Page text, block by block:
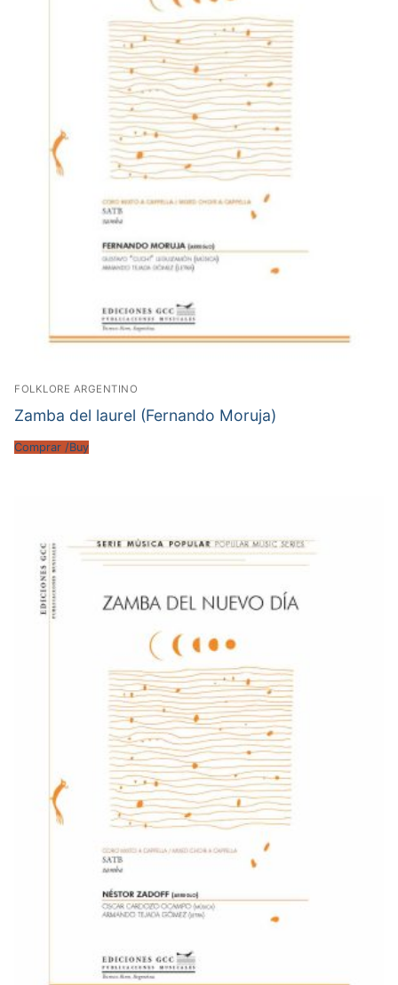
FOLKLORE ARGENTINO
Zamba del laurel (Fernando Moruja)
Comprar /Buy